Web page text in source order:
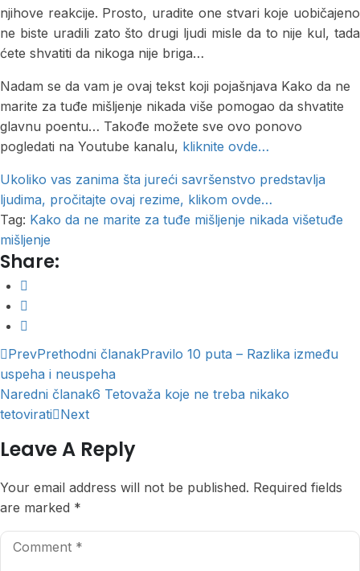
njihove reakcije. Prosto, uradite one stvari koje uobičajeno
ne biste uradili zato što drugi ljudi misle da to nije kul, tada
ćete shvatiti da nikoga nije briga…
Nadam se da vam je ovaj tekst koji pojašnjava Kako da ne
marite za tuđe mišljenje nikada više pomogao da shvatite
glavnu poentu… Takođe možete sve ovo ponovo
pogledati na Youtube kanalu, kliknite ovde…
Ukoliko vas zanima šta jureći savršenstvo predstavlja
ljudima, pročitajte ovaj rezime, klikom ovde…
Tag: Kako da ne marite za tuđe mišljenje nikada višetuđe
mišljenje
Share:
PrevPrethodni članakPravilo 10 puta – Razlika između
uspeha i neuspeha
Naredni članak6 Tetovaža koje ne treba nikako
tetovirati Next
Leave A Reply
Your email address will not be published. Required fields
are marked *